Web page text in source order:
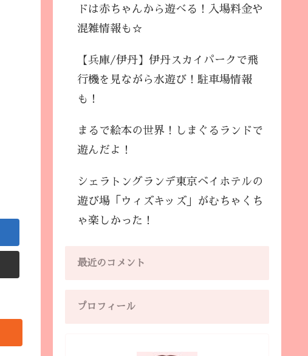
ドは赤ちゃんから遊べる！入場料金や
混雑情報も☆
【兵庫/伊丹】伊丹スカイパークで飛
行機を見ながら水遊び！駐車場情報
も！
まるで絵本の世界！しまぐるランドで
遊んだよ！
シェラトングランデ東京ベイホテルの
遊び場「ウィズキッズ」がむちゃくち
ゃ楽しかった！
最近のコメント
プロフィール